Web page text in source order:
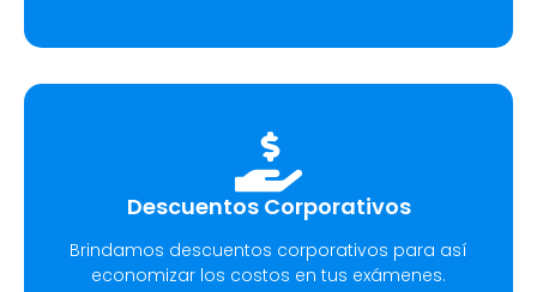
Descuentos Corporativos
Brindamos descuentos corporativos para así
economizar los costos en tus exámenes.